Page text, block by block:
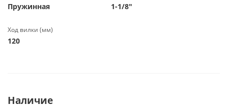
Пружинная 1-1/8"
Ход вилки (мм)
120
Наличие